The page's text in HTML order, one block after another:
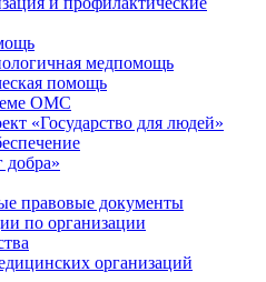
медпомощь
помощь
ОМС
«Государство для людей»
правовые документы
по организации
организаций